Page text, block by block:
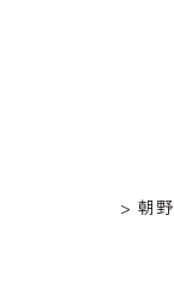
朝